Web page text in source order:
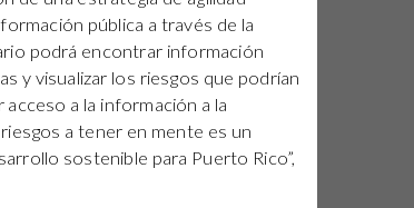
pública a través de la
podrá encontrar información
y visualizar los riesgos que podrían
a la información a la
a tener en mente es un
sostenible para Puerto Rico”,